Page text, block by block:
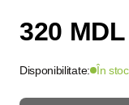
320 MDL
Disponibilitate: În stoc